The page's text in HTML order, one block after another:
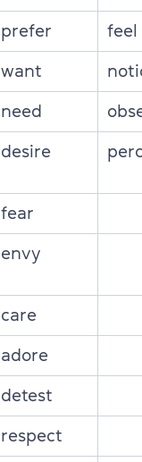
prefer feel
want
need
desire
fear
envy
care
adore
detest
respect